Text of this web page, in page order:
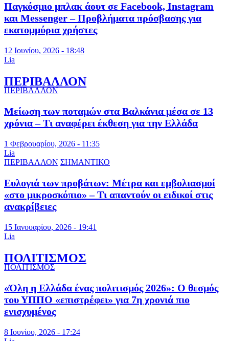
Παγκόσμιο μπλακ άουτ σε Facebook, Instagram
και Messenger – Προβλήματα πρόσβασης για
εκατομμύρια χρήστες
12 Ιουνίου, 2026 - 18:48
Lia
ΠΕΡΙΒΑΛΛΟΝ
ΠΕΡΙΒΑΛΛΟΝ
Μείωση των ποταμών στα Βαλκάνια μέσα σε 13
χρόνια – Τι αναφέρει έκθεση για την Ελλάδα
1 Φεβρουαρίου, 2026 - 11:35
Lia
ΠΕΡΙΒΑΛΛΟΝ ΣΗΜΑΝΤΙΚΟ
Ευλογιά των προβάτων: Μέτρα και εμβολιασμοί
«στο μικροσκόπιο» – Τι απαντούν οι ειδικοί στις
ανακρίβειες
15 Ιανουαρίου, 2026 - 19:41
Lia
ΠΟΛΙΤΙΣΜΟΣ
ΠΟΛΙΤΙΣΜΟΣ
«Όλη η Ελλάδα ένας πολιτισμός 2026»: Ο θεσμός
του ΥΠΠΟ «επιστρέφει» για 7η χρονιά πιο
ενισχυμένος
8 Ιουνίου, 2026 - 17:24